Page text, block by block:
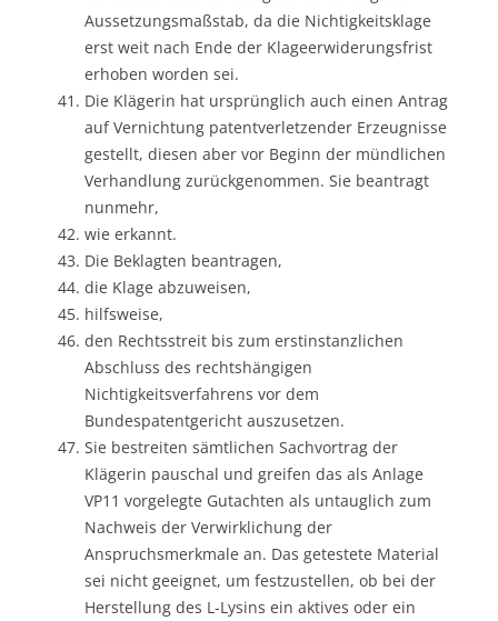
Aussetzungsmaßstab, da die Nichtigkeitsklage
erst weit nach Ende der Klageerwiderungsfrist
erhoben worden sei.
Die Klägerin hat ursprünglich auch einen Antrag
auf Vernichtung patentverletzender Erzeugnisse
gestellt, diesen aber vor Beginn der mündlichen
Verhandlung zurückgenommen. Sie beantragt
nunmehr,
wie erkannt.
Die Beklagten beantragen,
die Klage abzuweisen,
hilfsweise,
den Rechtsstreit bis zum erstinstanzlichen
Abschluss des rechtshängigen
Nichtigkeitsverfahrens vor dem
Bundespatentgericht auszusetzen.
Sie bestreiten sämtlichen Sachvortrag der
Klägerin pauschal und greifen das als Anlage
VP11 vorgelegte Gutachten als untauglich zum
Nachweis der Verwirklichung der
Anspruchsmerkmale an. Das getestete Material
sei nicht geeignet, um festzustellen, ob bei der
Herstellung des L-Lysins ein aktives oder ein